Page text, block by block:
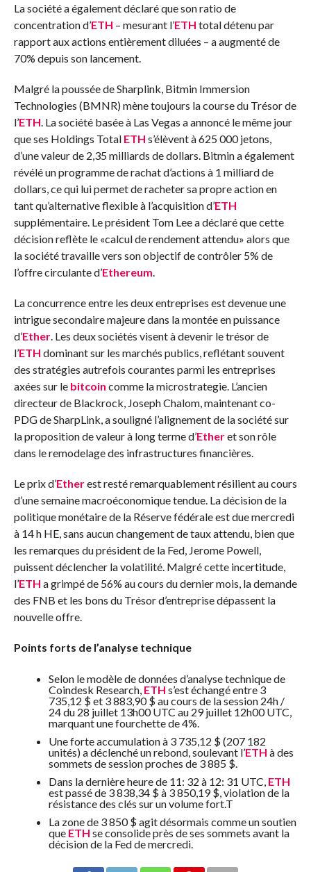
La société a également déclaré que son ratio de
concentration d’ETH – mesurant l’ETH total détenu par
rapport aux actions entièrement diluées – a augmenté de
70% depuis son lancement.
Malgré la poussée de Sharplink, Bitmin Immersion
Technologies (BMNR) mène toujours la course du Trésor de
l’ETH . La société basée à Las Vegas a annoncé le même jour
que ses Holdings Total ETH s’élèvent à 625 000 jetons,
d’une valeur de 2,35 milliards de dollars. Bitmin a également
révélé un programme de rachat d’actions à 1 milliard de
dollars, ce qui lui permet de racheter sa propre action en
tant qu’alternative flexible à l’acquisition d’ETH
supplémentaire. Le président Tom Lee a déclaré que cette
décision reflète le «calcul de rendement attendu» alors que
la société travaille vers son objectif de contrôler 5% de
l’offre circulante d’Ethereum
La concurrence entre les deux entreprises est devenue une
intrigue secondaire majeure dans la montée en puissance
d’Ether. Les deux sociétés visent à devenir le trésor de
l’ETH dominant sur les marchés publics, reflétant souvent
des stratégies autrefois courantes parmi les entreprises
axées sur le bitcoin comme la microstrategie. L’ancien
directeur de Blackrock, Joseph Chalom, maintenant co-
PDG de SharpLink, a souligné l’alignement de la société sur
la proposition de valeur à long terme d’Etheret son rôle
dans le remodelage des infrastructures financières.
Le prix d’Etherest resté remarquablement résilient au cours
d’une semaine macroéconomique tendue. La décision de la
politique monétaire de la Réserve fédérale est due mercredi
à 14 h HE, sans aucun changement de taux attendu, bien que
les remarques du président de la Fed, Jerome Powell,
puissent déclencher la volatilité. Malgré cette incertitude,
l’ETH a grimpé de 56% au cours du dernier mois, la demande
des FNB et les bons du Trésor d’entreprise dépassent la
nouvelle offre.
Points forts de l’analyse technique
Selon le modèle de données d’analyse technique de
Coindesk Research, ETH s’est échangé entre 3
735,12 $ et 3 883,90 $ au cours de la session 24h /
24 du 28 juillet 13h00 UTC au 29 juillet 12h00 UTC,
marquant une fourchette de 4%.
Une forte accumulation à 3 735,12 $ (207 182
unités) a déclenché un rebond, soulevant l’ETH à des
sommets de session proches de 3 885 $.
Dans la dernière heure de 11: 32 à 12: 31 UTC, ETH
est passé de 3 838,34 $ à 3 850,19 $, violation de la
résistance des clés sur un volume fort.T
La zone de 3 850 $ agit désormais comme un soutien
que ETH se consolide près de ses sommets avant la
décision de la Fed de mercredi.